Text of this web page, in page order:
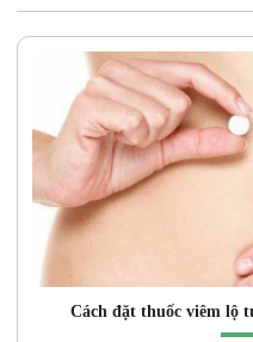
Cách đặt thuốc viêm lộ